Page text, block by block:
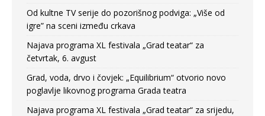
Od kultne TV serije do pozorišnog podviga: „Više od
igre” na sceni između crkava
Najava programa XL festivala „Grad teatar“ za
četvrtak, 6. avgust
Grad, voda, drvo i čovjek: „Equilibrium“ otvorio novo
poglavlje likovnog programa Grada teatra
Najava programa XL festivala „Grad teatar“ za srijedu,